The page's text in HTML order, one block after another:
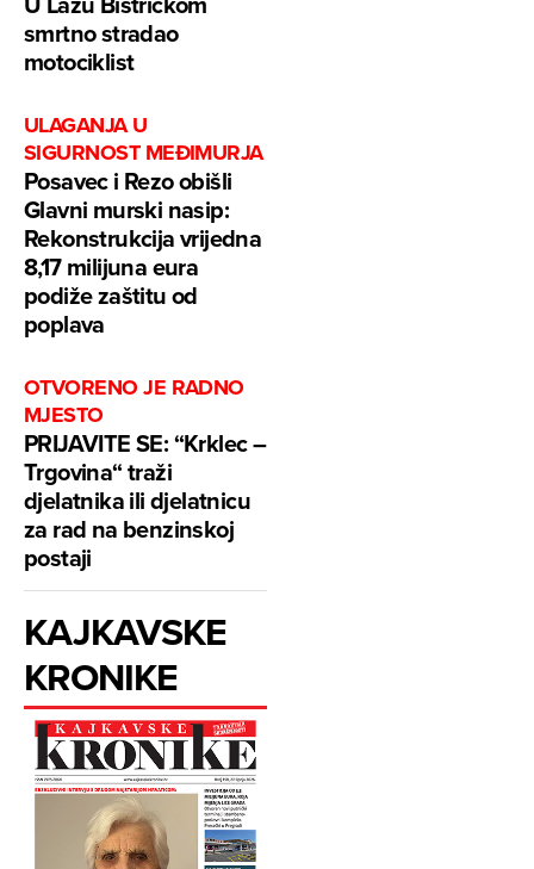
smrtno stradao
motociklist
ULAGANJA U
SIGURNOST MEĐIMURJA
Posavec i Rezo obišli
Glavni murski nasip:
Rekonstrukcija vrijedna
8,17 milijuna eura
podiže zaštitu od
poplava
OTVORENO JE RADNO
MJESTO
PRIJAVITE SE: “Krklec –
Trgovina“ traži
djelatnika ili djelatnicu
za rad na benzinskoj
postaji
KAJKAVSKE
KRONIKE